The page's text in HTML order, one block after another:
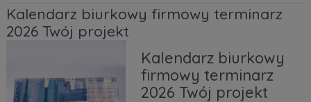
Kalendarz biurkowy firmowy terminarz
2026 Twój projekt
Kalendarz biurkowy
firmowy terminarz
2026 Twój projekt